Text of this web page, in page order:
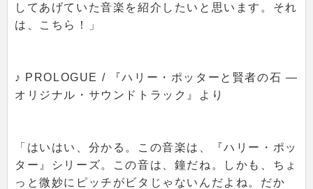
してあげていた音楽を紹介したいと思います。それ
は、こちら！」
♪ PROLOGUE / 『ハリー・ポッターと賢者の石 ―
オリジナル・サウンドトラック』より
「はいはい、分かる。この音楽は、『ハリー・ポッ
ター』シリーズ。この音は、鐘だね。しかも、ちょ
っと微妙にピッチがビタじゃないんだよね。だか